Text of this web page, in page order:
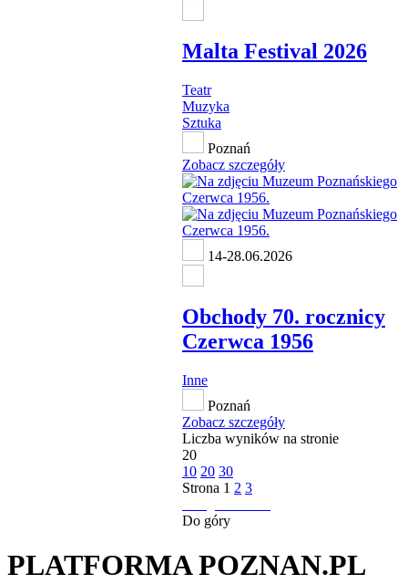
Malta Festival 2026
Teatr
Muzyka
Sztuka
Poznań
Zobacz szczegóły
14-28.06.2026
Obchody 70. rocznicy
Czerwca 1956
Inne
Poznań
Zobacz szczegóły
Liczba wyników na stronie
20
10 20 30
Strona 1 2 3
Do góry
PLATFORMA POZNAN.PL